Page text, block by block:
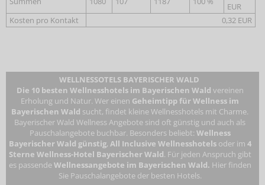
EUR
Kosten pro Kontakt
0,32 EUR
WELLNESSOTELS BAYERISCHER WALD
Die 10 besten Wellnesshotels im Bayerischen Wald vereinen
Erholung und Natur. Wer einen Geheimtipp für Wellness im
Bayerischen Wald sucht, findet kleine Wellnesshotels mit Charme.
Bayerischer Wald Wellness Angebote sind oft günstig und auch als
Pauschalangebote buchbar. Besonders beliebt: Wellness
Bayerischer Wald günstig, All Inclusive Wellnesshotels oder im 4
Sterne Wellness-Hotel Bayerischer Wald. Für jeden Anspruch gibt
es passendeWellnessangebote im Bayerischen Wald. Hier finden
Sie Pauschalangebote der besten Hotels.